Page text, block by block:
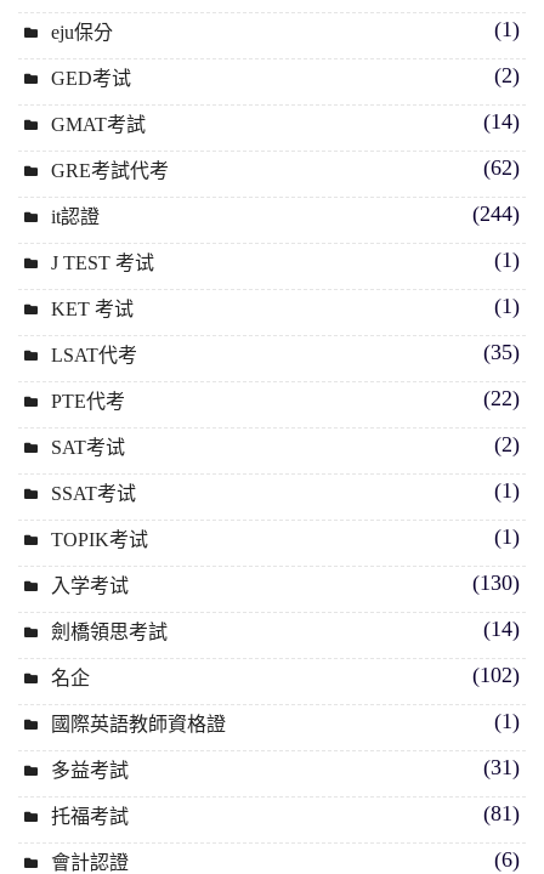
eju保分 (1)
GED考试 (2)
GMAT考試 (14)
GRE考試代考 (62)
it認證 (244)
J TEST 考试 (1)
KET 考试 (1)
LSAT代考 (35)
PTE代考 (22)
SAT考试 (2)
SSAT考试 (1)
TOPIK考试 (1)
入学考试 (130)
劍橋領思考試 (14)
名企 (102)
國際英語教師資格證 (1)
多益考試 (31)
托福考試 (81)
會計認證 (6)